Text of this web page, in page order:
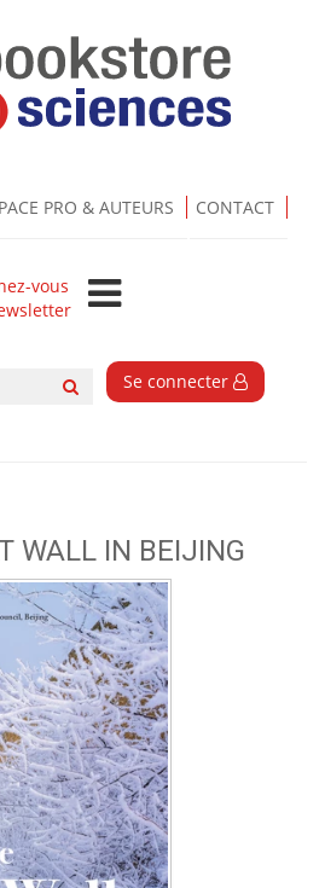
PRO & AUTEURS CONTACT
vous
Se connecter
WALL IN BEIJING